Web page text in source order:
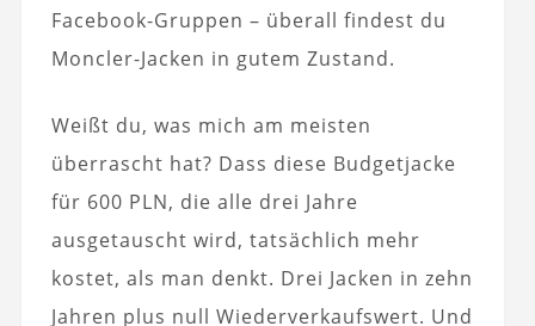
Facebook-Gruppen – überall findest du
Moncler-Jacken in gutem Zustand.
Weißt du, was mich am meisten
überrascht hat? Dass diese Budgetjacke
für 600 PLN, die alle drei Jahre
ausgetauscht wird, tatsächlich mehr
kostet, als man denkt. Drei Jacken in zehn
Jahren plus null Wiederverkaufswert. Und